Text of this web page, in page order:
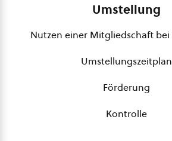
Umstellung
Nutzen einer Mitgliedschaft bei
Umstellungszeitplan
Förderung
Kontrolle